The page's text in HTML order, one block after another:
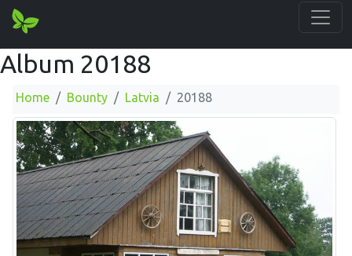
Album 20188
Home Bounty Latvia 20188